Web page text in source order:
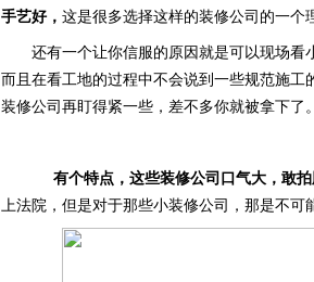
手艺好， 这是很多选择这样的装修公司的一个
还有一个让你信服的原因就是可以现场看
而且在看工地的过程中不会说到一些规范施
装修公司再盯得紧一些，差不多你就被拿下了。
有个特点，这些装修公司口气大，敢拍
上法院，但是对于那些小装修公司，那是不可